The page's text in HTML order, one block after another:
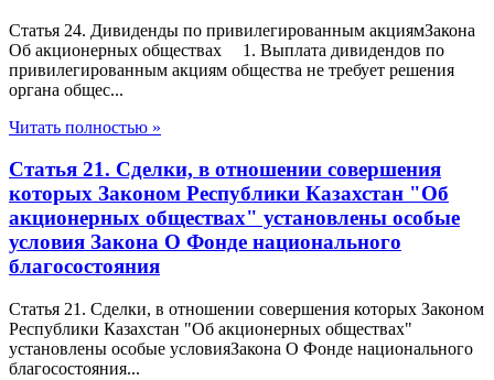
Статья 24. Дивиденды по привилегированным акциямЗакона
Об акционерных обществах 1. Выплата дивидендов по
привилегированным акциям общества не требует решения
органа общес...
Читать полностью »
Статья 21. Сделки, в отношении совершения
которых Законом Республики Казахстан "Об
акционерных обществах" установлены особые
условия Закона О Фонде национального
благосостояния
Статья 21. Сделки, в отношении совершения которых Законом
Республики Казахстан "Об акционерных обществах"
установлены особые условияЗакона О Фонде национального
благосостояния...